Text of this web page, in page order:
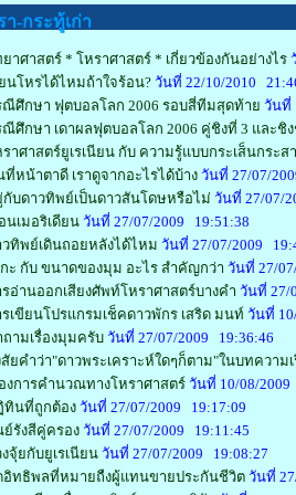
า-กระทู้เก่า
าศาสตร์ * โหราศาสตร์ * เกี่ยวข้องกันอย่างไร
ยนโหรได้ไหมถ้าใจร้อน? วันที่ 22/10/2010
ณีศึกษา ฟุตบอลโลก 2006 รอบสี่ทีมสุดท้าย วันที่
ณีศึกษา เดาผลฟุตบอลโลก 2006 คู่ชิงที่ 3 และชิ
าศาสตร์ยูเรเนียน กับ ความรู้แบบกระเส็นกระส
ที่หน้าตาดี เราดูจากอะไรได้บ้างวันที่ 27/07/
กับดาวทิพย์เป็นดาวสันโดษหรือไม่ วันที่ 27/07/
นเมอริเดียน วันที่ 27/07/2009 19:51:38
วทิพย์เดินถอยหลังได้ไหม วันที่ 27/07/2009
ะ กับ ขนาดของมุม อะไร สำคัญกว่า วันที่ 27/
รอ่านออกเสียงศัพท์โหราศาสตร์บางคำ วันที่ 27/
รเขียนโปรแกรมเช็คดาวพักร เสริด มนท์ วันที่
ถามเรื่องมุมครับวันที่ 27/07/2009 19:36:46
ยคำว่า"ดาวพระเคราะห์ใดๆก็ตาม"ในบทความ
องการคำนวณทางโหราศาสตร์ วันที่ 10/08/
ทินที่ถูกต้อง วันที่ 27/07/2009 19:17:09
ย์รังสีคู่ครอง วันที่ 27/07/2009 19:11:45
งจุ้ยกับยูเรเนียนวันที่ 27/07/2009 19:08:27
อิทธิพลที่หมายถืงผู้แทนขายประกันชีวิต วันที่